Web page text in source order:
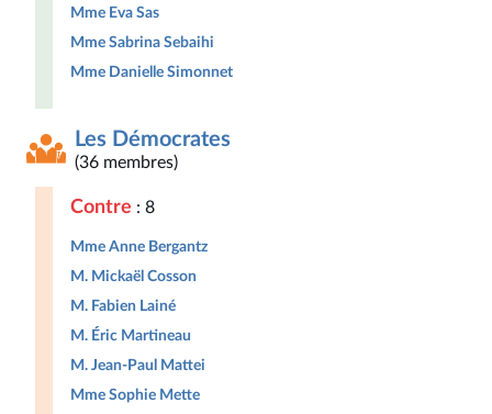
Mme Eva Sas
Mme Sabrina Sebaihi
Mme Danielle Simonnet
Les Démocrates
(36 membres)
Contre : 8
Mme Anne Bergantz
M. Mickaël Cosson
M. Fabien Lainé
M. Éric Martineau
M. Jean-Paul Mattei
Mme Sophie Mette